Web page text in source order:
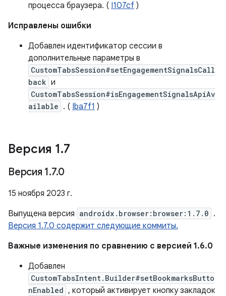
процесса браузера. ( I107cf )
Исправлены ошибки
Добавлен идентификатор сессии в
дополнительные параметры в
CustomTabsSession#setEngagementSignalsCall
back и
CustomTabsSession#isEngagementSignalsApiAv
ailable . ( Iba7f1 )
Версия 1.7
Версия 1.7.0
15 ноября 2023 г.
Выпущена версия androidx.browser:browser:1.7.0 .
Версия 1.7.0 содержит следующие коммиты.
Важные изменения по сравнению с версией 1.6.0
Добавлен
CustomTabsIntent.Builder#setBookmarksButto
nEnabled , который активирует кнопку закладок